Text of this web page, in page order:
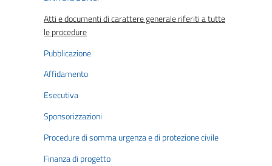
Atti e documenti di carattere generale riferiti a tutte
le procedure
Pubblicazione
Affidamento
Esecutiva
Sponsorizzazioni
Procedure di somma urgenza e di protezione civile
Finanza di progetto